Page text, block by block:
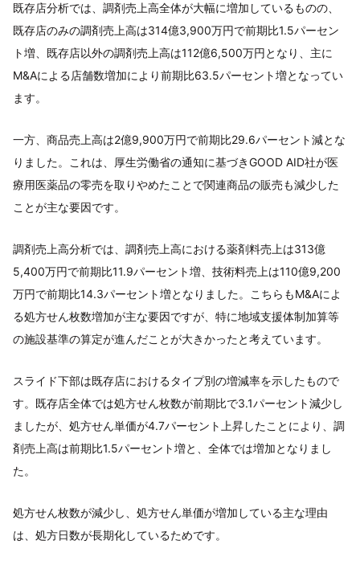
既存店分析では、調剤売上高全体が大幅に増加しているものの、
既存店のみの調剤売上高は314億3,900万円で前期比1.5パーセン
ト増、既存店以外の調剤売上高は112億6,500万円となり、主に
M&Aによる店舗数増加により前期比63.5パーセント増となってい
ます。
一方、商品売上高は2億9,900万円で前期比29.6パーセント減とな
りました。これは、厚生労働省の通知に基づきGOOD AID社が医
療用医薬品の零売を取りやめたことで関連商品の販売も減少した
ことが主な要因です。
調剤売上高分析では、調剤売上高における薬剤料売上は313億
5,400万円で前期比11.9パーセント増、技術料売上は110億9,200
万円で前期比14.3パーセント増となりました。こちらもM&Aによ
る処方せん枚数増加が主な要因ですが、特に地域支援体制加算等
の施設基準の算定が進んだことが大きかったと考えています。
スライド下部は既存店におけるタイプ別の増減率を示したもので
す。既存店全体では処方せん枚数が前期比で3.1パーセント減少し
ましたが、処方せん単価が4.7パーセント上昇したことにより、調
剤売上高は前期比1.5パーセント増と、全体では増加となりまし
た。
処方せん枚数が減少し、処方せん単価が増加している主な理由
は、処方日数が長期化しているためです。